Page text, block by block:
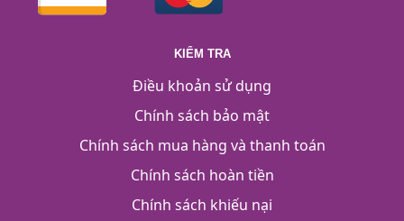
KIỂM TRA
Điều khoản sử dụng
Chính sách bảo mật
Chính sách mua hàng và thanh toán
Chính sách hoàn tiền
Chính sách khiếu nại